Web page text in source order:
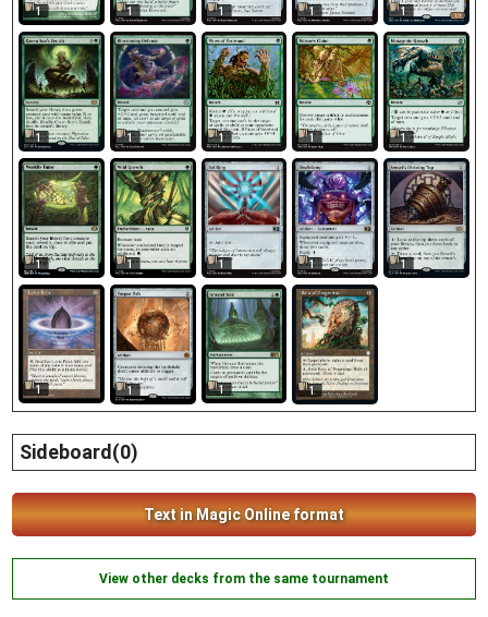
1 1 1 1 1
1 1 1 1 1
1 1 1 1 1
1 1 1 1
Sideboard(0)
Text in Magic Online format
View other decks from the same tournament